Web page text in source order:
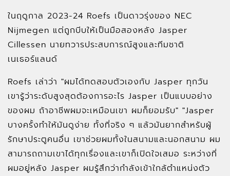
ในฤดูกาล 2023-24 Roefs เป็นดาวรุ่งของ NEC
Nijmegen แต่ถูกบีบให้เป็นมือสองหลัง Jasper
Cillessen นายทวารประสบการณ์สูงและทีมชาติ
เนเธอร์แลนด์
Roefs เล่าว่า "ผมได้ทดสอบตัวเองกับ Jasper ทุกวัน
เขารู้ว่าระดับสูงสุดต้องการอะไร Jasper เป็นแบบอย่าง
ของผม ถ้าอาชีพผมจะเหมือนเขา ผมก็ยอมรับ" "Jasper
บางครั้งทำให้มันดูง่าย ทั้งที่จริง ๆ แล้วมันยากสำหรับผู้
รักษาประตูคนอื่น เขาช่วยผมทั้งในสนามและนอกสนาม ผม
สามารถถามเขาได้ทุกเรื่องและเขาก็เปิดใจเสมอ ระหว่างที่
ผมอยู่หลัง Jasper ผมรู้สึกว่ากำลังเข้าใกล้ตำแหน่งตัว